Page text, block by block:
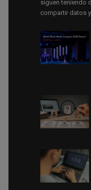
siguen teniendo
compartir datos y...